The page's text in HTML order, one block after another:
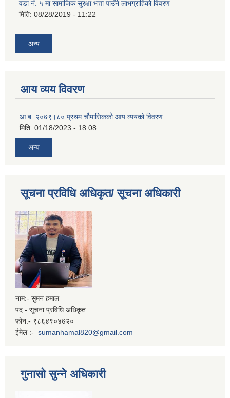
वडा नं. ५ मा सामाजिक सुरक्षा भत्ता पाउँने लाभग्राहिको विवरण
मिति: 08/28/2019 - 11:22
अन्य
आय व्यय विवरण
आ.ब. २०७९।८० प्रथम चौमासिकको आय व्ययको विवरण
मिति: 01/18/2023 - 18:08
अन्य
सूचना प्रविधि अधिकृत/ सूचना अधिकारी
नाम:- सुमन हमाल
पद:- सूचना प्रविधि अधिकृत
फोन:- ९८६४९०४७२०
ईमेल :- sumanhamal820@gmail.com
गुनासो सुन्ने अधिकारी